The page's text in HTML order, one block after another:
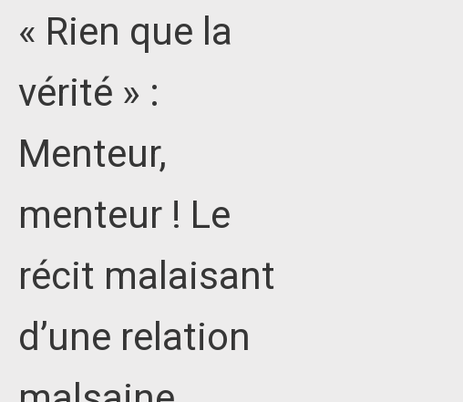
« Rien que la
vérité » :
Menteur,
menteur ! Le
récit malaisant
d’une relation